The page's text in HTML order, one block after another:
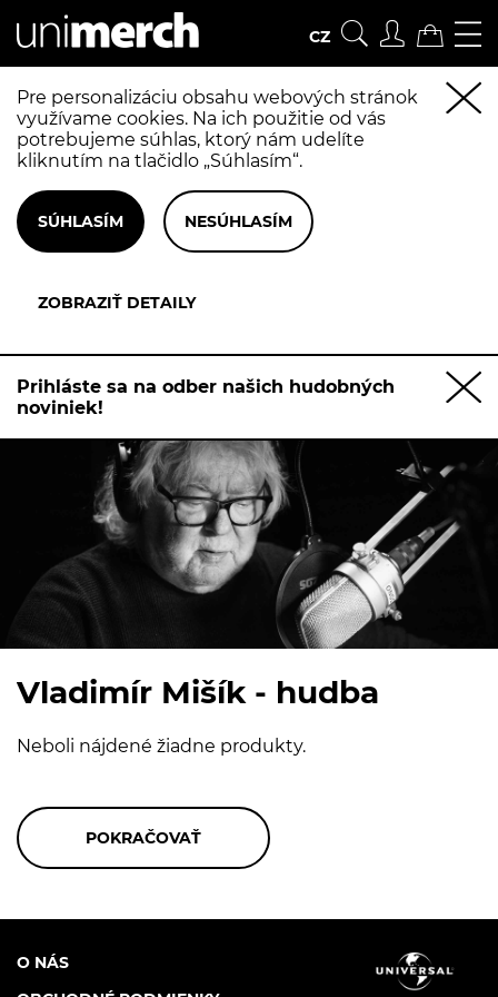
CZ
Pre personalizáciu obsahu webových stránok
využívame cookies. Na ich použitie od vás
potrebujeme súhlas, ktorý nám udelíte
kliknutím na tlačidlo „Súhlasím“.
Prihláste sa na odber našich hudobných
noviniek!
Vladimír Mišík - hudba
Neboli nájdené žiadne produkty.
O NÁS